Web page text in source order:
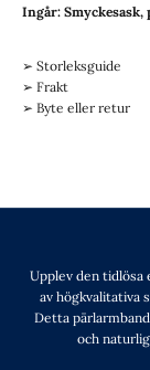
Ingår: Smyckesask,
➢ Storleksguide
➢ Frakt
➢ Byte eller retur
Upplev den tidlösa
av högkvalitativa
Detta
och